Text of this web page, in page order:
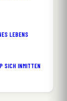
LEBENS
SICH INMITTEN